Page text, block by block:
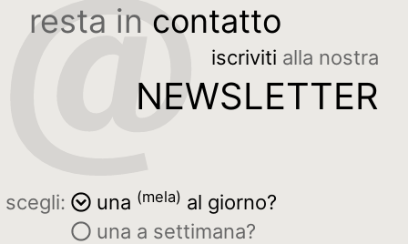
resta in contatto
iscriviti alla nostra
NEWSLETTER
scegli: una (mela) al giorno?
una a settimana?